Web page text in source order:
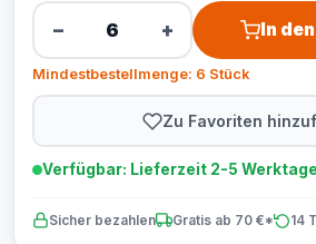
− + In
Mindestbestellmenge: 6 Stück
Zu Favoriten
Verfügbar: Lieferzeit 2-5 Werktage
Sicher bezahlen Gratis ab 70 €* 14